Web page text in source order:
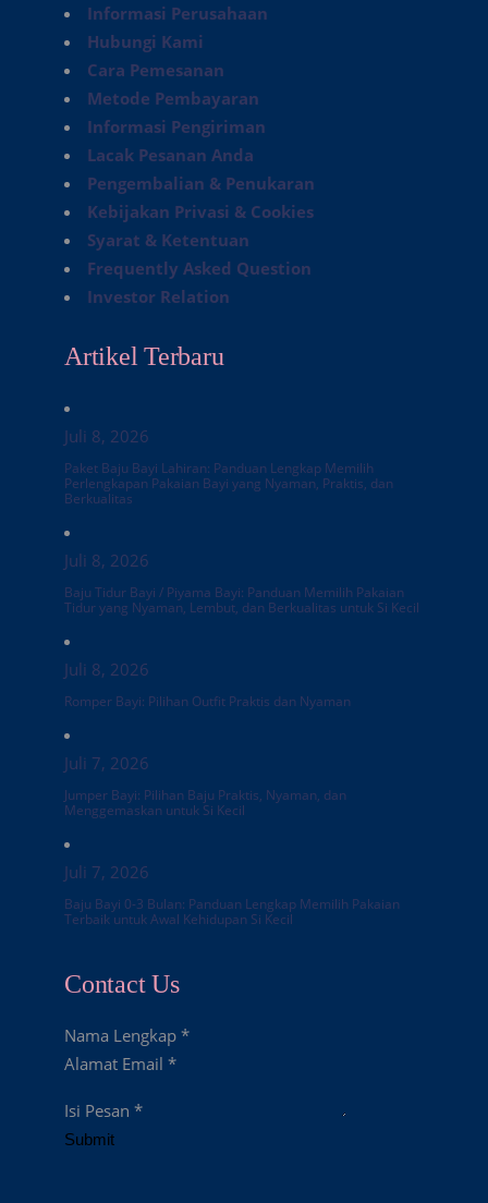
Informasi Perusahaan
Hubungi Kami
Cara Pemesanan
Metode Pembayaran
Informasi Pengiriman
Lacak Pesanan Anda
Pengembalian & Penukaran
Kebijakan Privasi & Cookies
Syarat & Ketentuan
Frequently Asked Question
Investor Relation
Artikel Terbaru
Juli 8, 2026
Paket Baju Bayi Lahiran: Panduan Lengkap Memilih
Perlengkapan Pakaian Bayi yang Nyaman, Praktis, dan
Berkualitas
Juli 8, 2026
Baju Tidur Bayi / Piyama Bayi: Panduan Memilih Pakaian
Tidur yang Nyaman, Lembut, dan Berkualitas untuk Si Kecil
Juli 8, 2026
Romper Bayi: Pilihan Outfit Praktis dan Nyaman
Juli 7, 2026
Jumper Bayi: Pilihan Baju Praktis, Nyaman, dan
Menggemaskan untuk Si Kecil
Juli 7, 2026
Baju Bayi 0-3 Bulan: Panduan Lengkap Memilih Pakaian
Terbaik untuk Awal Kehidupan Si Kecil
Contact Us
Nama Lengkap *
Alamat Email *
Isi Pesan *
Submit